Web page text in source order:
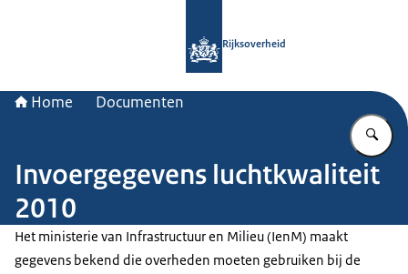
Rijksoverheid
Home Documenten
Invoergegevens luchtkwaliteit
2010
Het ministerie van Infrastructuur en Milieu (IenM) maakt
gegevens bekend die overheden moeten gebruiken bij de